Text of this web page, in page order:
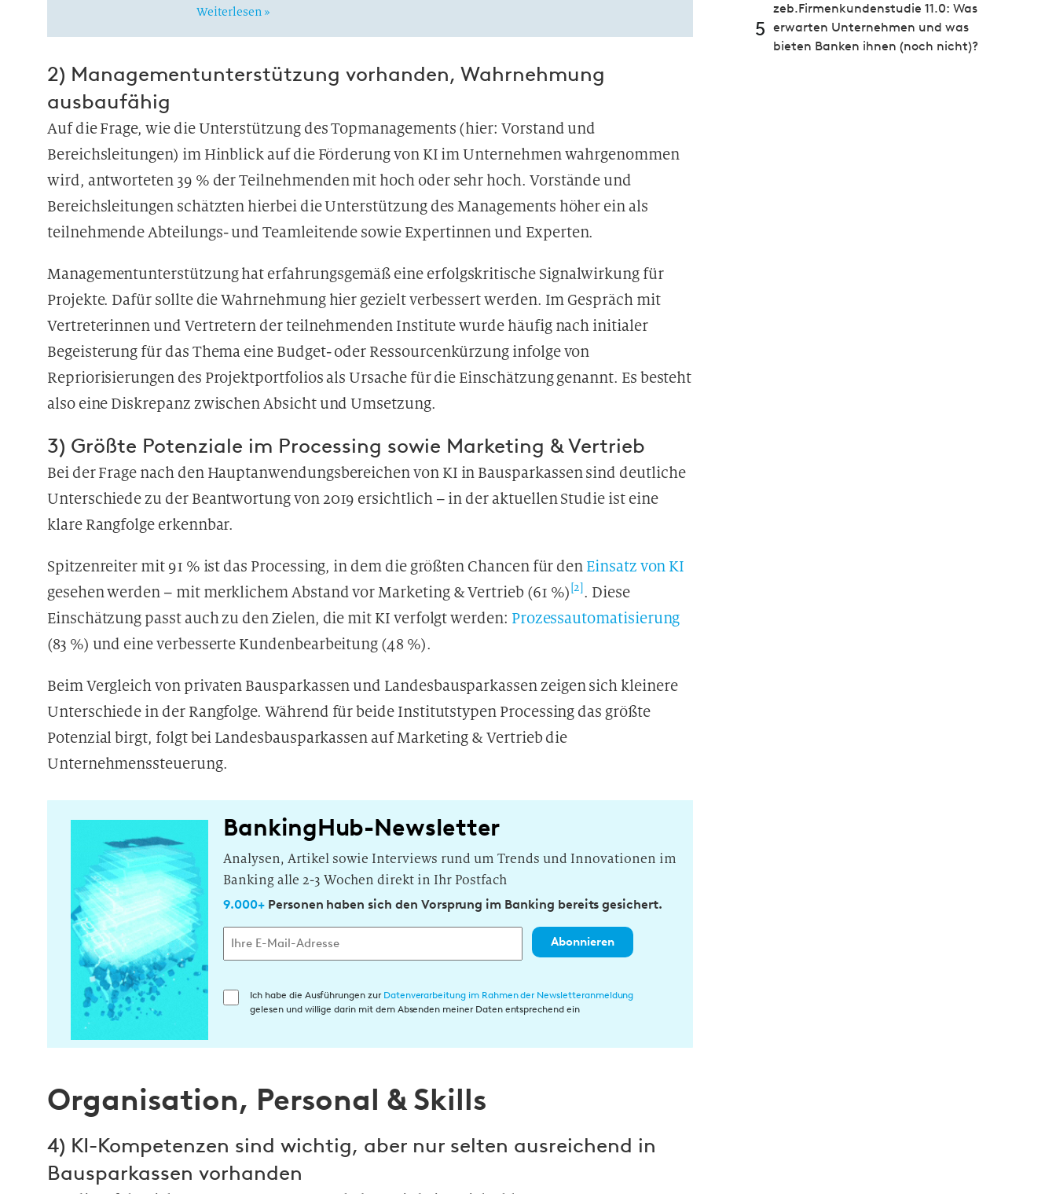
Weiterlesen »
2) Managementunterstützung vorhanden, Wahrnehmung
ausbaufähig
Auf die Frage, wie die Unterstützung des Topmanagements (hier: Vorstand und
Bereichsleitungen) im Hinblick auf die Förderung von KI im Unternehmen wahrgenommen
wird, antworteten 39 % der Teilnehmenden mit hoch oder sehr hoch. Vorstände und
Bereichsleitungen schätzten hierbei die Unterstützung des Managements höher ein als
teilnehmende Abteilungs- und Teamleitende sowie Expertinnen und Experten.
Managementunterstützung hat erfahrungsgemäß eine erfolgskritische Signalwirkung für
Projekte. Dafür sollte die Wahrnehmung hier gezielt verbessert werden. Im Gespräch mit
Vertreterinnen und Vertretern der teilnehmenden Institute wurde häufig nach initialer
Begeisterung für das Thema eine Budget- oder Ressourcenkürzung infolge von
Repriorisierungen des Projektportfolios als Ursache für die Einschätzung genannt. Es besteht
also eine Diskrepanz zwischen Absicht und Umsetzung.
3) Größte Potenziale im Processing sowie Marketing & Vertrieb
Bei der Frage nach den Hauptanwendungsbereichen von KI in Bausparkassen sind deutliche
Unterschiede zu der Beantwortung von 2019 ersichtlich – in der aktuellen Studie ist eine
klare Rangfolge erkennbar.
Spitzenreiter mit 91 % ist das Processing, in dem die größten Chancen für den Einsatz von KI
gesehen werden – mit merklichem Abstand vor Marketing & Vertrieb (61 %)[2]. Diese
Einschätzung passt auch zu den Zielen, die mit KI verfolgt werden: Prozessautomatisierung
(83 %) und eine verbesserte Kundenbearbeitung (48 %).
Beim Vergleich von privaten Bausparkassen und Landesbausparkassen zeigen sich kleinere
Unterschiede in der Rangfolge. Während für beide Institutstypen Processing das größte
Potenzial birgt, folgt bei Landesbausparkassen auf Marketing & Vertrieb die
Unternehmenssteuerung.
BankingHub-Newsletter
Analysen, Artikel sowie Interviews rund um Trends und Innovationen im
Banking alle 2-3 Wochen direkt in Ihr Postfach
9.000+Personen haben sich den Vorsprung im Banking bereits gesichert.
Abonnieren
E
l
l
g
u
Ich habe die Ausführungen zur Datenverarbeitung im Rahmen der Newsletteranmeldung
gelesen und willige darin mit dem Absenden meiner Daten entsprechend ein
Organisation, Personal & Skills
4) KI-Kompetenzen sind wichtig, aber nur selten ausreichend in
Bausparkassen vorhanden
5
zeb.Firmenkundenstudie 11.0: Was
erwarten Unternehmen und was
bieten Banken ihnen (noch nicht)?